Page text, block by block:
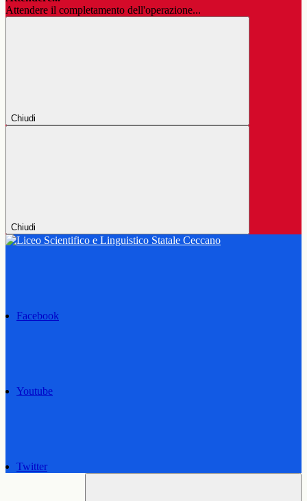
Attendere il completamento dell'operazione...
Chiudi
Chiudi
Facebook
Youtube
Twitter